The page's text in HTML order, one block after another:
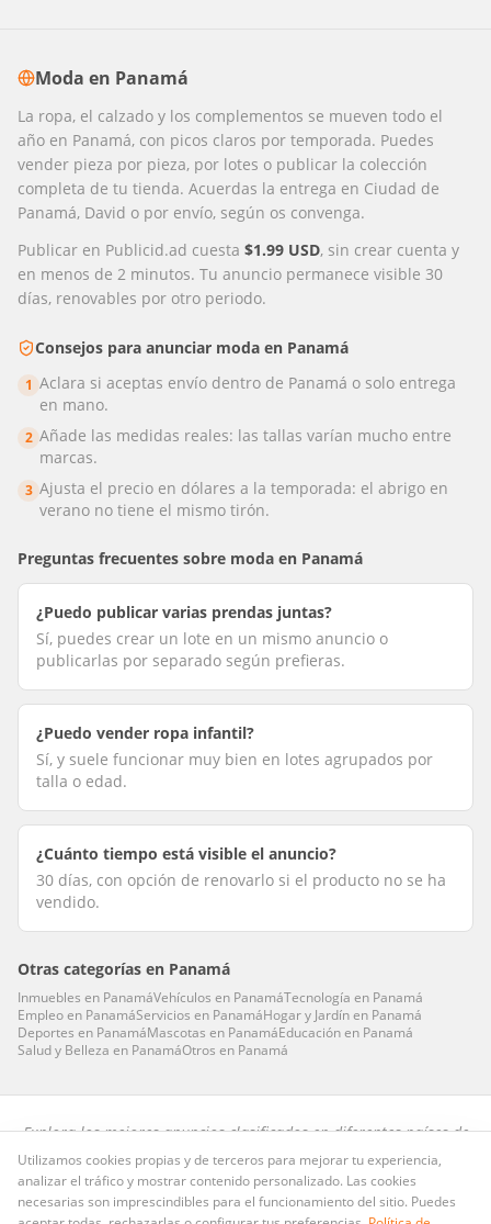
Moda en Panamá
La ropa, el calzado y los complementos se mueven todo el
año en Panamá, con picos claros por temporada. Puedes
vender pieza por pieza, por lotes o publicar la colección
completa de tu tienda. Acuerdas la entrega en Ciudad de
Panamá, David o por envío, según os convenga.
Publicar en Publicid.ad cuesta $1.99 USD, sin crear cuenta y
en menos de 2 minutos. Tu anuncio permanece visible 30
días, renovables por otro periodo.
Consejos para anunciar moda en Panamá
1 Aclara si aceptas envío dentro de Panamá o solo entrega
en mano.
2 Añade las medidas reales: las tallas varían mucho entre
marcas.
3 Ajusta el precio en dólares a la temporada: el abrigo en
verano no tiene el mismo tirón.
Preguntas frecuentes sobre moda en Panamá
¿Puedo publicar varias prendas juntas?
Sí, puedes crear un lote en un mismo anuncio o
publicarlas por separado según prefieras.
¿Puedo vender ropa infantil?
Sí, y suele funcionar muy bien en lotes agrupados por
talla o edad.
¿Cuánto tiempo está visible el anuncio?
30 días, con opción de renovarlo si el producto no se ha
vendido.
Otras categorías en Panamá
Inmuebles en PanamáVehículos en PanamáTecnología en Panamá
Empleoen PanamáServicios en PanamáHogar y Jardínen Panamá
Deportes en PanamáMascotas en PanamáEducaciónen Panamá
Salud y Belleza en PanamáOtros en Panamá
Explora los mejores anuncios clasificados en diferentes países de
habla hispana.
Preguntas frecuentes·Privacidad·Términos·Cookies
Publicid.ad· Dominio LLC · Copyright ©2026. Todos los derechos
Utilizamos cookies propias y de terceros para mejorar tu experiencia,
analizar el tráfico y mostrar contenido personalizado. Las cookies
necesarias son imprescindibles para el funcionamiento del sitio. Puedes